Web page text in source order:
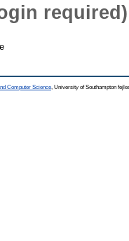
required)
Computer Science , University of Southampton